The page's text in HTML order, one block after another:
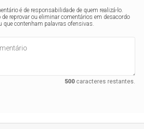
é de responsabilidade de quem realizá-lo.
reprovar ou eliminar comentários em desacordo
que contenham palavras ofensivas.
500caracteres restantes.